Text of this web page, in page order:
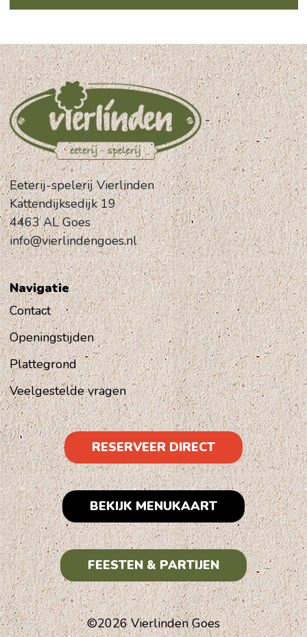
-
Eeterij-spelerij Vierlinden
Kattendijksedijk 19
4463 AL Goes
info@vierlindengoes.nl
Navigatie
Contact
Openingstijden
Plattegrond
Veelgestelde vragen
RESERVEER DIRECT
BEKIJK MENUKAART
FEESTEN & PARTIJEN
©2026 Vierlinden Goes